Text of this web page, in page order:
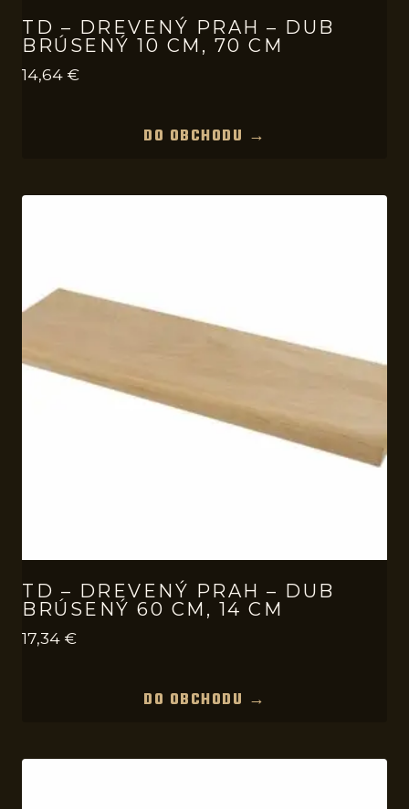
TD – DREVENÝ PRAH – DUB
BRÚSENÝ 10 CM, 70 CM
14,64 €
DO OBCHODU →
TD – DREVENÝ PRAH – DUB
BRÚSENÝ 60 CM, 14 CM
17,34 €
DO OBCHODU →